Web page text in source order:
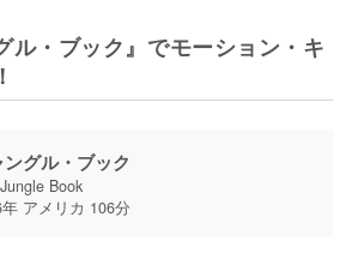
ル・ブック』でモーション・キ
ングル・ブック
Book
アメリカ 106分